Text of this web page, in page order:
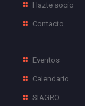
Hazte socio
Contacto
Eventos
Calendario
SIAGRO